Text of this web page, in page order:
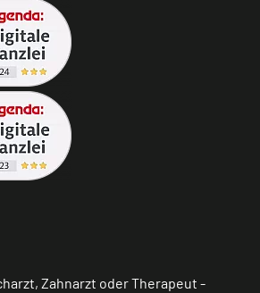
Zahnarzt oder Therapeut -